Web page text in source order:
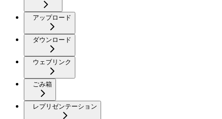
アップロード
ダウンロード
ウェブリンク
ごみ箱
レプリゼンテーション